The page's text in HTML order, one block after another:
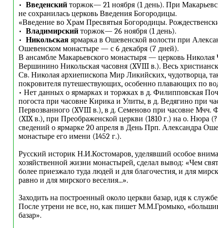
• Введенскийторжок— 21 ноября (1 день). При
не сохранилась церковь Введения Богородицы.
«Введение во Храм Пресвятыя Богородицы.
• Владимирский торжок— 26 ноября (1 день).
• Никольскаяярмарка в Ошевенской волости при
Ошевенском монастыре — с 6 декабря (7 дней).
В ансамбле Макарьевского монастыря — церковь Николая
Вершинино Никольская часовня (XVIII в.). Весь
Св. Николая архиепископа Мир Ликийских, чудотворца,
покровителя путешествующих, особенно плавающих по
• Нет данных о ярмарках и торжках в д. Филипповская
погоста при часовне Кирика и Улиты, в д. Ведягино при
Первозванного (XVIII в.), в д. Семеново при часовне Мчч.
(XIX в.), при Преображенской церкви (1810 г.) на о. Нюра
сведений о ярмарке 20 апреля в День Прп. Александра
монастыре его имени (1452 г.).
Русский историк Н.И.Костомаров, уделявший особое
хозяйственной жизни монастырей, сделал вывод: «Чем
более приезжало туда людей и для благочестия, и для
равно и для мирского веселия...».
Заходить на построенный около церкви базар, идя к
После утрени не все, но, как пишет М.М.Громыко,
базар».